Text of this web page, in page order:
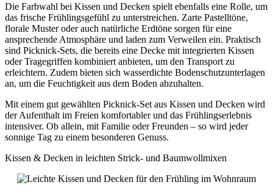
Die Farbwahl bei Kissen und Decken spielt ebenfalls eine Rolle, um
das frische Frühlingsgefühl zu unterstreichen. Zarte Pastelltöne,
florale Muster oder auch natürliche Erdtöne sorgen für eine
ansprechende Atmosphäre und laden zum Verweilen ein. Praktisch
sind Picknick-Sets, die bereits eine Decke mit integrierten Kissen
oder Tragegriffen kombiniert anbieten, um den Transport zu
erleichtern. Zudem bieten sich wasserdichte Bodenschutzunterlagen
an, um die Feuchtigkeit aus dem Boden abzuhalten.
Mit einem gut gewählten Picknick-Set aus Kissen und Decken wird
der Aufenthalt im Freien komfortabler und das Frühlingserlebnis
intensiver. Ob allein, mit Familie oder Freunden – so wird jeder
sonnige Tag zu einem besonderen Genuss.
Kissen & Decken in leichten Strick- und Baumwollmixen